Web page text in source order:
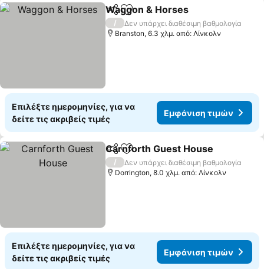
Κοινοποίηση
Προσθήκη στα αγαπημένα
Waggon & Horses
/
Δεν υπάρχει διαθέσιμη βαθμολογία
Branston, 6.3 χλμ. από: Λίνκολν
Επιλέξτε ημερομηνίες, για να
δείτε τις ακριβείς τιμές
Εμφάνιση τιμών
Κοινοποίηση
Προσθήκη στα αγαπημένα
Carnforth Guest House
/
Δεν υπάρχει διαθέσιμη βαθμολογία
Dorrington, 8.0 χλμ. από: Λίνκολν
Επιλέξτε ημερομηνίες, για να
δείτε τις ακριβείς τιμές
Εμφάνιση τιμών